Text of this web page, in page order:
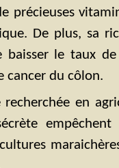
précieuses
De plus, sa
le taux
cancer du côlon.
en